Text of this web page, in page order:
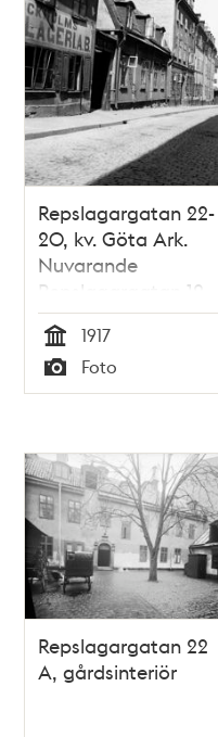
Repslagargatan 22-
20, kv. Göta Ark.
Nuvarande
Repslagargatan 12,
kv. Noe Ark
Tid
1917
Typ
Foto
Repslagargatan 22
A, gårdsinteriör